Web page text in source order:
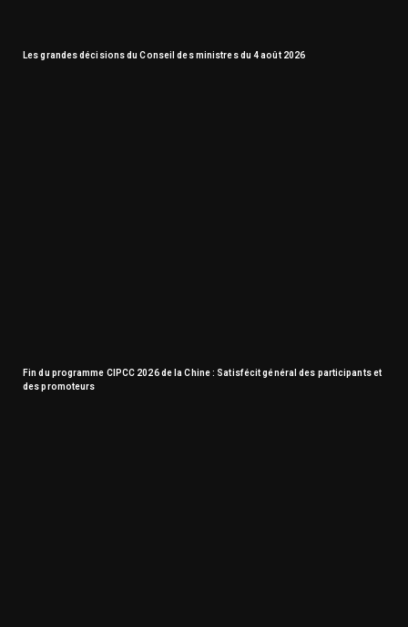
Les grandes décisions du Conseil des ministres du 4 août 2026
Fin du programme CIPCC 2026 de la Chine : Satisfécit général des participants et
des promoteurs